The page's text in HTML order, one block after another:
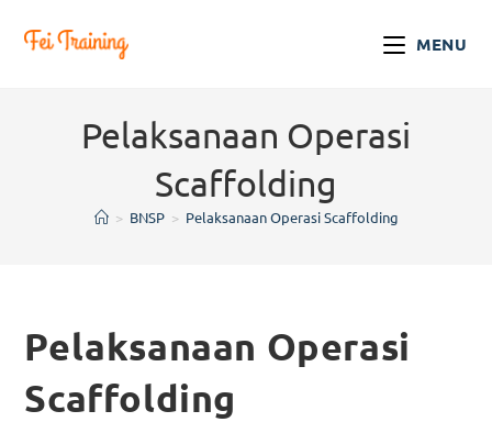
MENU
Pelaksanaan Operasi
Scaffolding
> BNSP > Pelaksanaan Operasi Scaffolding
Pelaksanaan Operasi
Scaffolding